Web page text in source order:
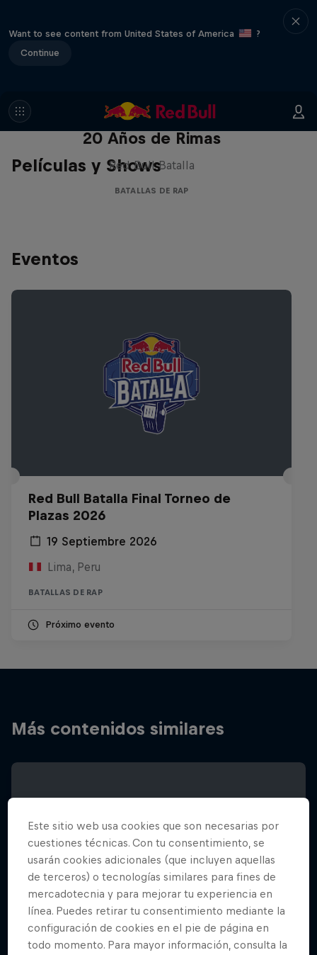
Want to see content from United States of America
?
Continue
Películas y Shows
Red Bull Batalla Nueva Historia:
20 Años de Rimas
Red Bull Batalla
BATALLAS DE RAP
Eventos
Red Bull Batalla Final Torneo de
Plazas 2026
19 Septiembre 2026
Lima, Peru
BATALLAS DE RAP
Próximo evento
Más contenidos similares
Este sitio web usa cookies que son necesarias por
cuestiones técnicas. Con tu consentimiento, se
usarán cookies adicionales (que incluyen aquellas
de terceros) o tecnologías similares para fines de
mercadotecnia y para mejorar tu experiencia en
línea. Puedes retirar tu consentimiento mediante la
configuración de cookies en el pie de página en
todo momento. Para mayor información, consulta la